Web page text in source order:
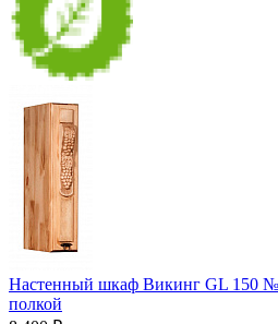
Настенный шкаф Викинг GL 150
полкой